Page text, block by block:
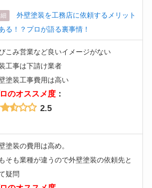
外壁塗装を工務店に依頼するメリット
る！？プロが語る裏事情！
こみ営業など良いイメージがない
工事は下請け業者
塗装工事費用は高い
のオススメ度：
2.5
塗装の費用は高め。
そも業種が違うので外壁塗装の依頼先と
疑問